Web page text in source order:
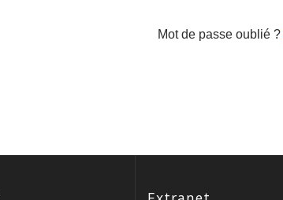
Mot de passe oublié ?